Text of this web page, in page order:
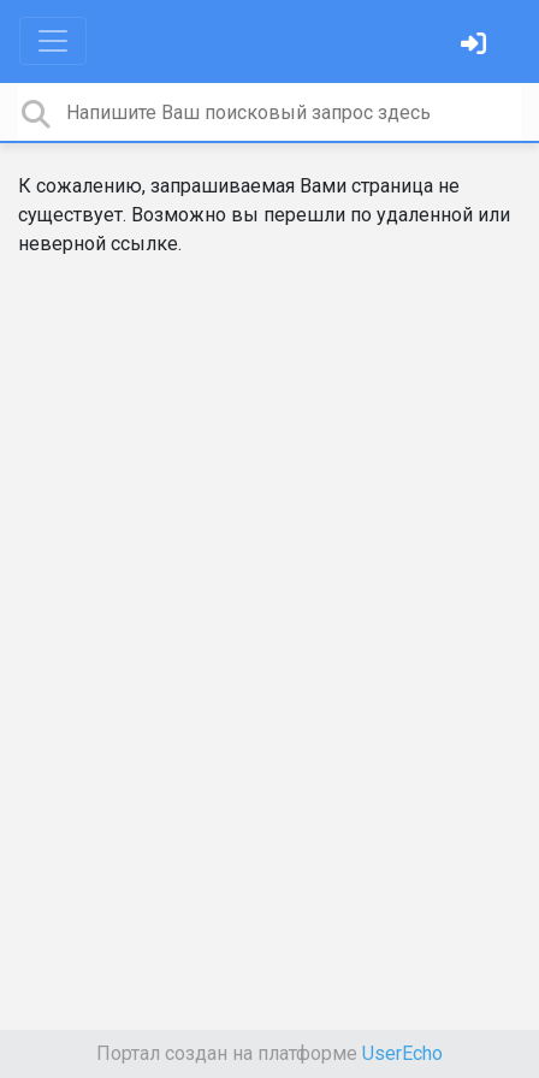
К сожалению, запрашиваемая Вами страница не
существует. Возможно вы перешли по удаленной или
неверной ссылке.
Портал создан на платформе UserEcho